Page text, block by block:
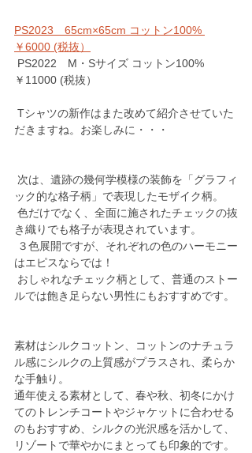
PS2023　65cm×65cm コットン100%
￥6000 (税抜）
￥11000 (税抜）
だきますね。お楽しみに・・・
ック的な格子柄」で表現したモザイク柄。
き織りでも格子が表現されています。
はエピスならでは！
ルでは飽き足らない男性にもおすすめです。
素材はシルクコットン、コットンのナチュラ
ル感にシルクの上質感がプラスされ、柔らか
な手触り。
通年使える素材として、春や秋、初冬にかけ
てのトレンチコートやジャケットに合わせる
のもおすすめ、シルクの光沢感を活かして、
リゾートで華やかにまとっても印象的です。